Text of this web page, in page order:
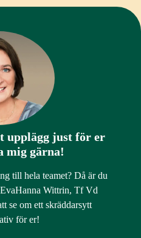
upplägg just för er
mig gärna!
till hela teamet? Då är du
Wittrin, Tf Vd
se om ett skräddarsytt
för er!